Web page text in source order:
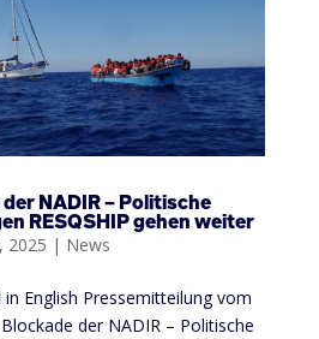
NADIR – Politische
RESQSHIP gehen weiter
2025 | News
English Pressemitteilung vom
der NADIR – Politische